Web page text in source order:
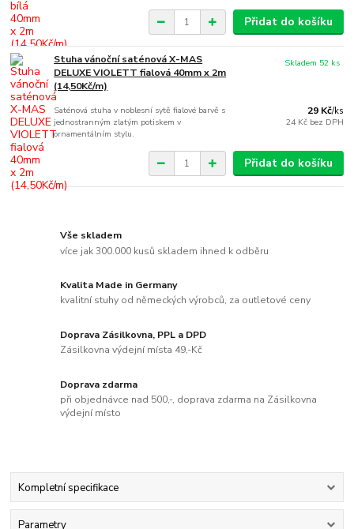
Přidat do košíku
Stuha vánoční saténová X-MAS
DELUXE VIOLETT fialová 40mm x 2m
(14,50Kč/m)
Saténová stuha v noblesní sytě fialové barvě s
jednostranným zlatým potiskem v
ornamentálním stylu.
29 Kč/ks
24 Kč bez DPH
Skladem 52 ks
Přidat do košíku
Vše skladem
více jak 300.000 kusů skladem ihned k odběru
Kvalita Made in Germany
kvalitní stuhy od německých výrobců, za outletové ceny
Doprava Zásilkovna, PPL a DPD
Zásilkovna výdejní místa 49,-Kč
Doprava zdarma
při objednávce nad 500,-, doprava zdarma na Zásilkovna
výdejní místo
Kompletní specifikace
Parametry